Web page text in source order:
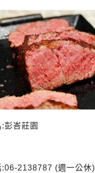
:彭峇莊園
:06-2138787 (週一公休)